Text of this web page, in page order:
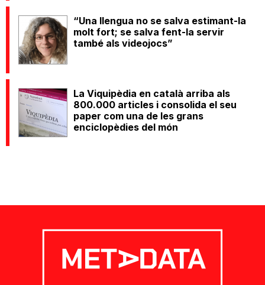
“Una llengua no se salva estimant-la
molt fort; se salva fent-la servir
també als videojocs”
La Viquipèdia en català arriba als
800.000 articles i consolida el seu
paper com una de les grans
enciclopèdies del món